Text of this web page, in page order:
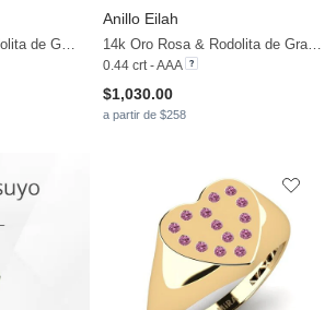
14k Oro Blanco & Rodolita de Granito & Moissanita
Anillo Eilah
14k Oro Rosa & Rodolita de Granito
0.44 crt - AAA
$1,030.00
a partir de $258